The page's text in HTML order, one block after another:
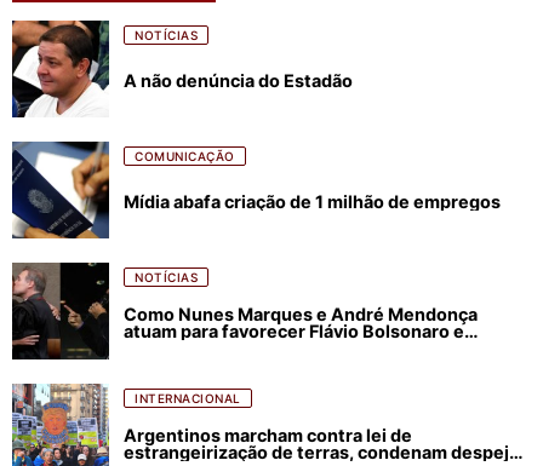
NOTÍCIAS
A não denúncia do Estadão
COMUNICAÇÃO
Mídia abafa criação de 1 milhão de empregos
NOTÍCIAS
Como Nunes Marques e André Mendonça
atuam para favorecer Flávio Bolsonaro e
INTERNACIONAL
Argentinos marcham contra lei de
estrangeirização de terras, condenam despejos